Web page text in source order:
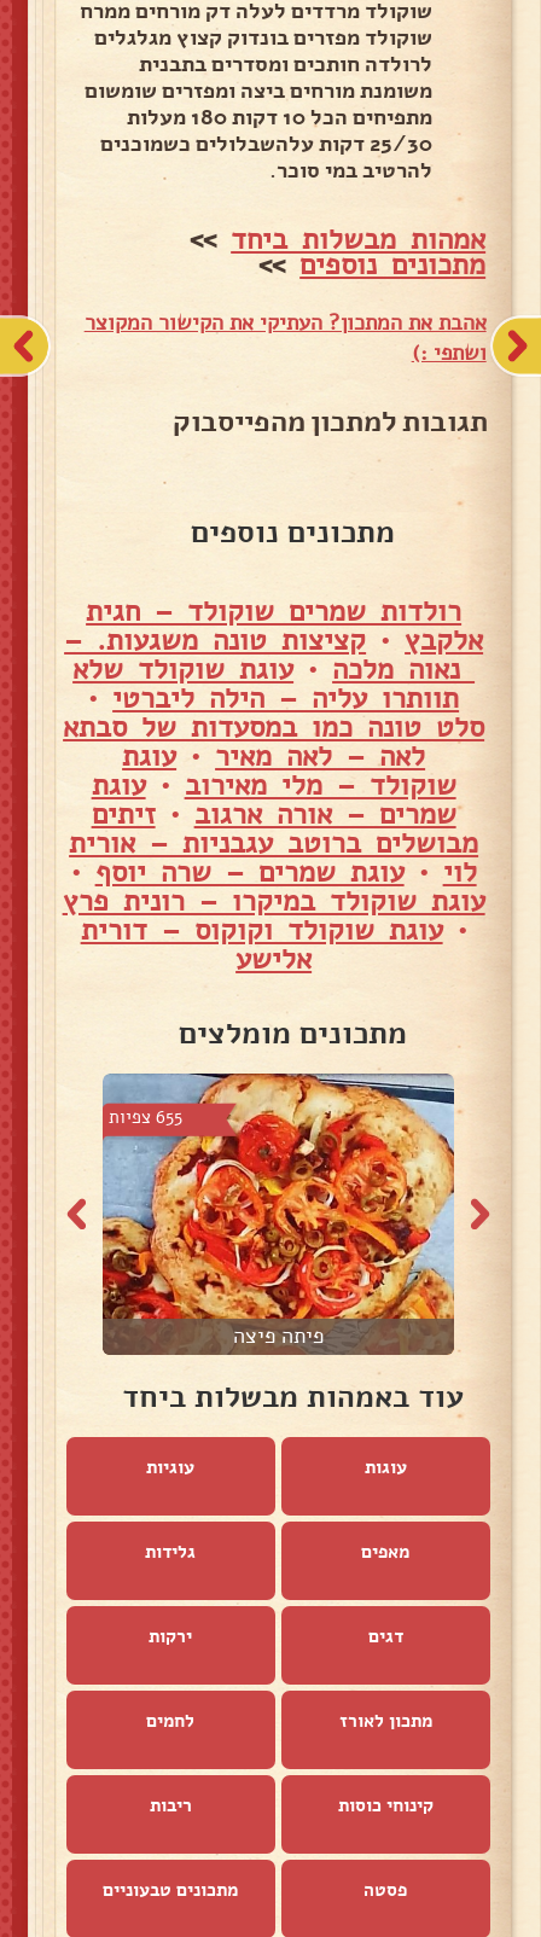
שוקולד מרדדים לעלה דק מורחים ממרח
שוקולד מפזרים בונדוק קצוץ מגלגלים
לרולדה חותכים ומסדרים בתבנית
משומנת מורחים ביצה ומפזרים שומשום
מתפיחים הכל 10 דקות 180 מעלות
25/30 דקות עלהשבלולים כשמוכנים
להרטיב במי סוכר.
אמהות מבשלות ביחד >>
מתכונים נוספים>>
אהבת את המתכון? העתיקי את הקישור המקוצר
ושתפי :)
תגובות למתכון מהפייסבוק
מתכונים נוספים
רולדות שמרים שוקולד – חגית
אלקבץ • קציצות טונה משגעות. –
נאוה מלכה •עוגת שוקולד שלא
תוותרו עליה – הילה ליברטי •
סלט טונה כמו במסעדות של סבתא
לאה – לאה מאיר •עוגת
שוקולד – מלי מאירוב •עוגת
שמרים – אורה ארגוב •זיתים
מבושלים ברוטב עגבניות – אורית
לוי •עוגת שמרים – שרה יוסף •
עוגת שוקולד במיקרו – רונית פרץ
•עוגת שוקולד וקוקוס – דורית
אלישע
מתכונים מומלצים
655 צפיות
פיתה פיצה
עוד באמהות מבשלות ביחד
עוגות עוגיות
מאפים גלידות
דגים ירקות
מתכון לאורז לחמים
קינוחי כוסות ריבות
פסטה מתכונים טבעוניים